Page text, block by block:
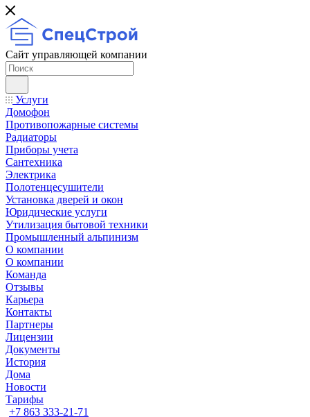
Сайт управляющей компании
Услуги
Домофон
Противопожарные системы
Радиаторы
Приборы учета
Сантехника
Электрика
Полотенцесушители
Установка дверей и окон
Юридические услуги
Утилизация бытовой техники
Промышленный альпинизм
О компании
О компании
Команда
Отзывы
Карьера
Контакты
Партнеры
Лицензии
Документы
История
Дома
Новости
Тарифы
+7 863 333-21-71